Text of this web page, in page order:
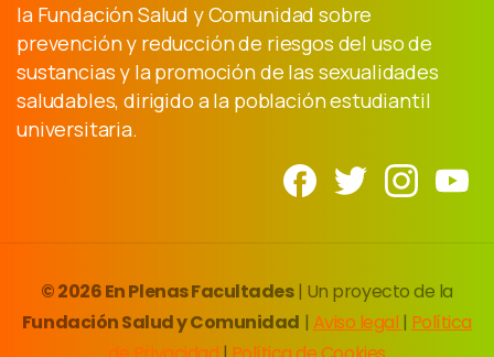
la Fundación Salud y Comunidad sobre
prevención y reducción de riesgos del uso de
sustancias y la promoción de las sexualidades
saludables, dirigido a la población estudiantil
universitaria.
© 2026 En Plenas Facultades| Un proyecto de la
Fundación Salud y Comunidad | Aviso legal | Política